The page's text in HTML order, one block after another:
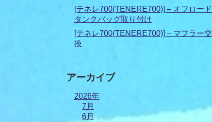
[テネレ700(TENERE700)] – オフロード
タンクバッグ取り付け
[テネレ700(TENERE700)] – マフラー交
換
アーカイブ
2026年
7月
6月